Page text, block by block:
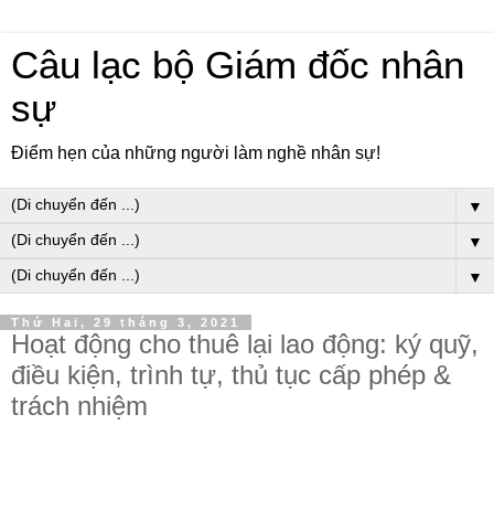
Câu lạc bộ Giám đốc nhân
sự
Điểm hẹn của những người làm nghề nhân sự!
▼
▼
▼
Thứ Hai, 29 tháng 3, 2021
Hoạt động cho thuê lại lao động: ký quỹ,
điều kiện, trình tự, thủ tục cấp phép &
trách nhiệm